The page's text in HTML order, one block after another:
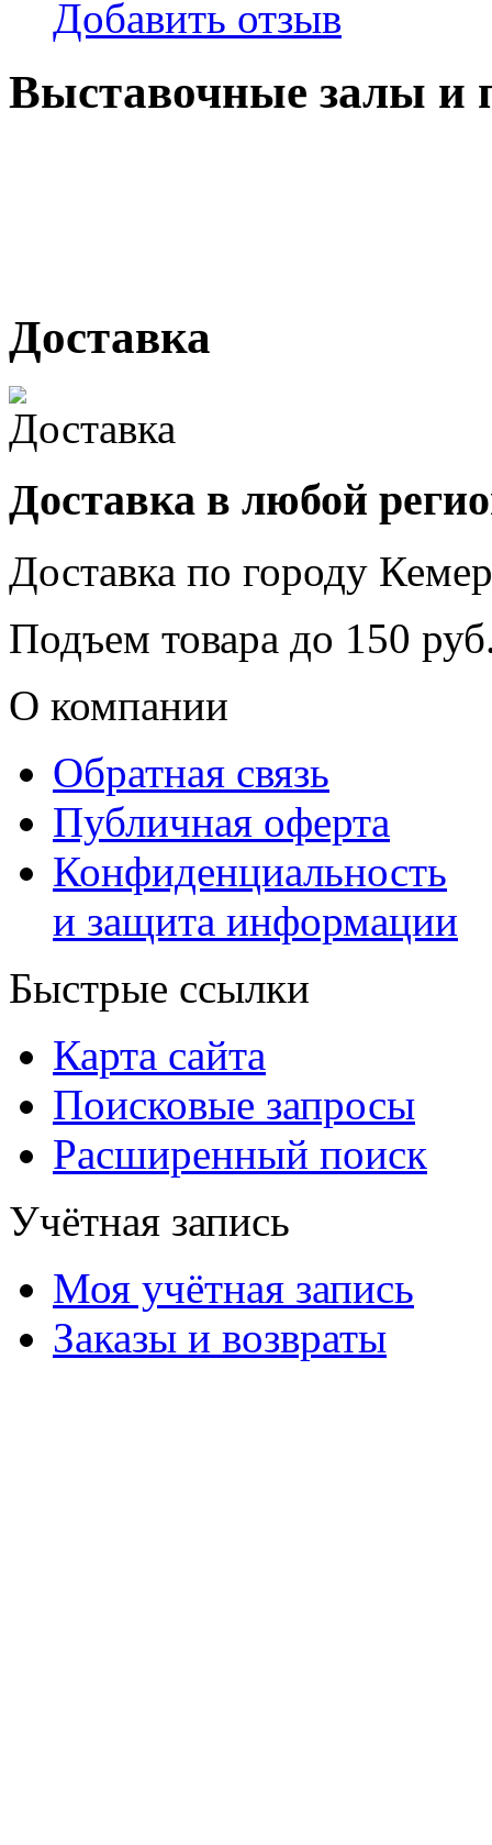
Добавить отзыв
Выставочные залы и
Доставка
Доставка в любой
Доставка по городу
Подъем товара до 150
О компании
Обратная связь
Публичная оферта
Конфиденциальность
и защита информации
Быстрые ссылки
Карта сайта
Поисковые запросы
Расширенный поиск
Учётная запись
Моя учётная запись
Заказы и возвраты